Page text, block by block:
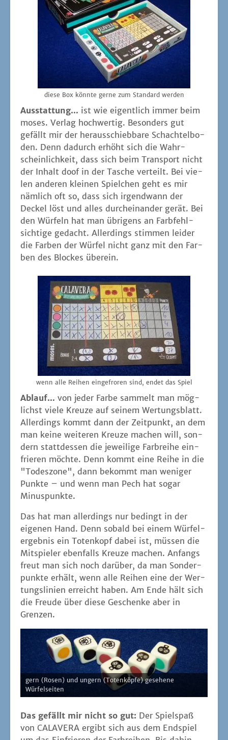
die­se Box könn­te ger­ne zum Stan­dard werden
Aus­stat­tung… ist wie eigent­lich immer beim
moses. Ver­lag hoch­wer­tig. Beson­ders gut
gefällt mir der her­aus­schieb­ba­re Schach­tel­bo­
den. Denn dadurch erhöht sich die Wahr­
schein­lich­keit, dass sich beim Trans­port nicht
der Inhalt doof in der Tasche ver­teilt. Bei vie­
len ande­ren klei­nen Spiel­chen geht es mir
näm­lich oft so, dass sich irgend­wann der
Deckel löst und alles durch­ein­an­der gerät. Bei
den Wür­feln hat man übri­gens an Farb­fehl­
sich­ti­ge gedacht. Aller­dings stim­men lei­der
die Far­ben der Wür­fel nicht ganz mit den Far­
ben des Blo­ckes überein.
wenn alle Rei­hen ein­ge­fro­ren sind, endet das Spiel
Ablauf… von jeder Far­be sam­melt man mög­
lichst vie­le Kreu­ze auf sei­nem Wer­tungs­blatt.
Aller­dings kommt dann der Zeit­punkt, an dem
man kei­ne wei­te­ren Kreu­ze machen will, son­
dern statt­des­sen die jewei­li­ge Farb­rei­he ein­
frie­ren möch­te. Denn kommt eine Rei­he in die
"Todes­zo­ne", dann bekommt man weni­ger
Punk­te – und wenn man Pech hat sogar
Minuspunkte.
Das hat man aller­dings nur bedingt in der
eige­nen Hand. Denn sobald bei einem Wür­fel­
er­geb­nis ein Toten­kopf dabei ist, müs­sen die
Mit­spie­ler eben­falls Kreu­ze machen. Anfangs
freut man sich noch dar­über, da man Son­der­
punk­te erhält, wenn alle Rei­hen eine der Wer­
tungs­li­ni­en erreicht haben. Am Ende hält sich
die Freu­de über die­se Geschen­ke aber in
Grenzen.
gern (Rosen) und ungern (Toten­köp­fe) gese­he­ne
Würfelseiten
Das gefällt mir nicht so gut: Der Spiel­spaß
von CALAVERA ergibt sich aus dem End­spiel